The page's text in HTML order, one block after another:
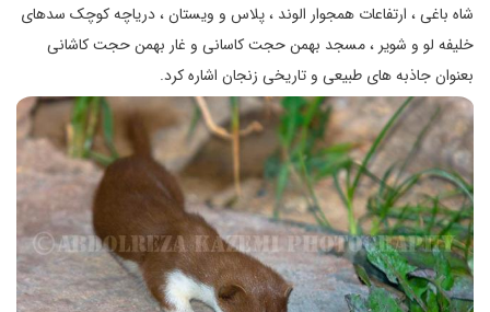
شاه باغی ، ارتفاعات همجوار الوند ، پلاس و ویستان ، دریاچه کوچک سدهای
خلیفه لو و شویر ، مسجد بهمن حجت کاسانی و غار بهمن حجت کاشانی
بعنوان جاذبه های طبیعی و تاریخی زنجان اشاره کرد.